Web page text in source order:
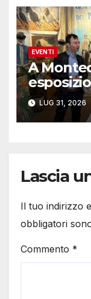
EVENTI
A
LUG 31, 2026
Lascia
Il tuo indirizzo
obbligatori
Commento *